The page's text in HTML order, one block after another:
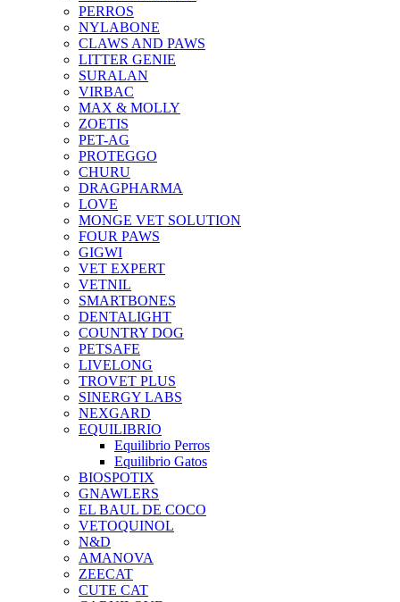
PERROS
NYLABONE
CLAWS AND PAWS
LITTER GENIE
SURALAN
VIRBAC
MAX & MOLLY
ZOETIS
PET-AG
PROTEGGO
CHURU
DRAGPHARMA
LOVE
MONGE VET SOLUTION
FOUR PAWS
GIGWI
VET EXPERT
VETNIL
SMARTBONES
DENTALIGHT
COUNTRY DOG
PETSAFE
LIVELONG
TROVET PLUS
SINERGY LABS
NEXGARD
EQUILIBRIO
Equilibrio Perros
Equilibrio Gatos
BIOSPOTIX
GNAWLERS
EL BAUL DE COCO
VETOQUINOL
N&D
AMANOVA
ZEECAT
CUTE CAT